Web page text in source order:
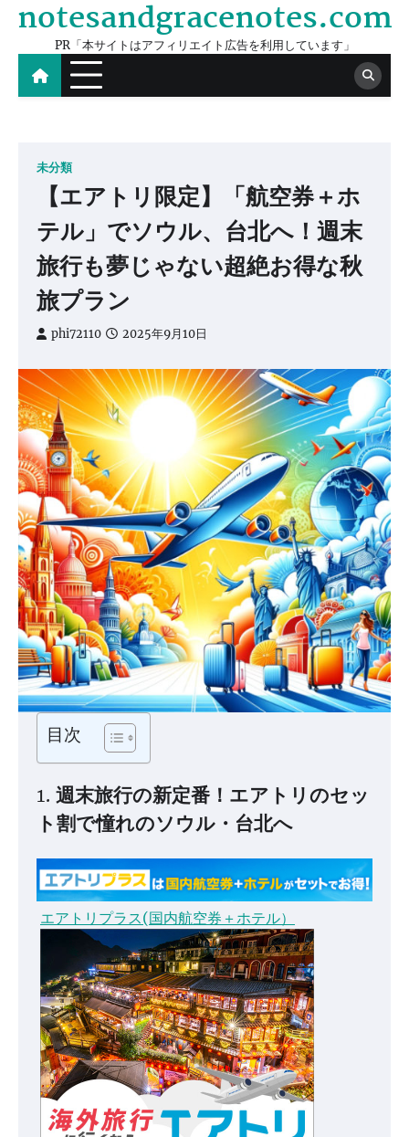
Skip
content
notesandgracenotes.com
PR「本サイトはアフィリエイト広告を利用しています」
未分類
【エアトリ限定】「航空券＋ホ
テル」でソウル、台北へ！週末
旅行も夢じゃない超絶お得な秋
旅プラン
phi72110 2025年9月10日
目次
1. 週末旅行の新定番！エアトリのセッ
ト割で憧れのソウル・台北へ
エアトリプラス(国内航空券＋ホテル）